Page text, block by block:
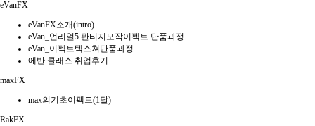
eVanFX
eVanFX소개(intro)
eVan_언리얼5 판티지모작이펙트 단품과정
eVan_이펙트텍스쳐단품과정
에반 클래스 취업후기
maxFX
max의기초이펙트(1달)
RakFX